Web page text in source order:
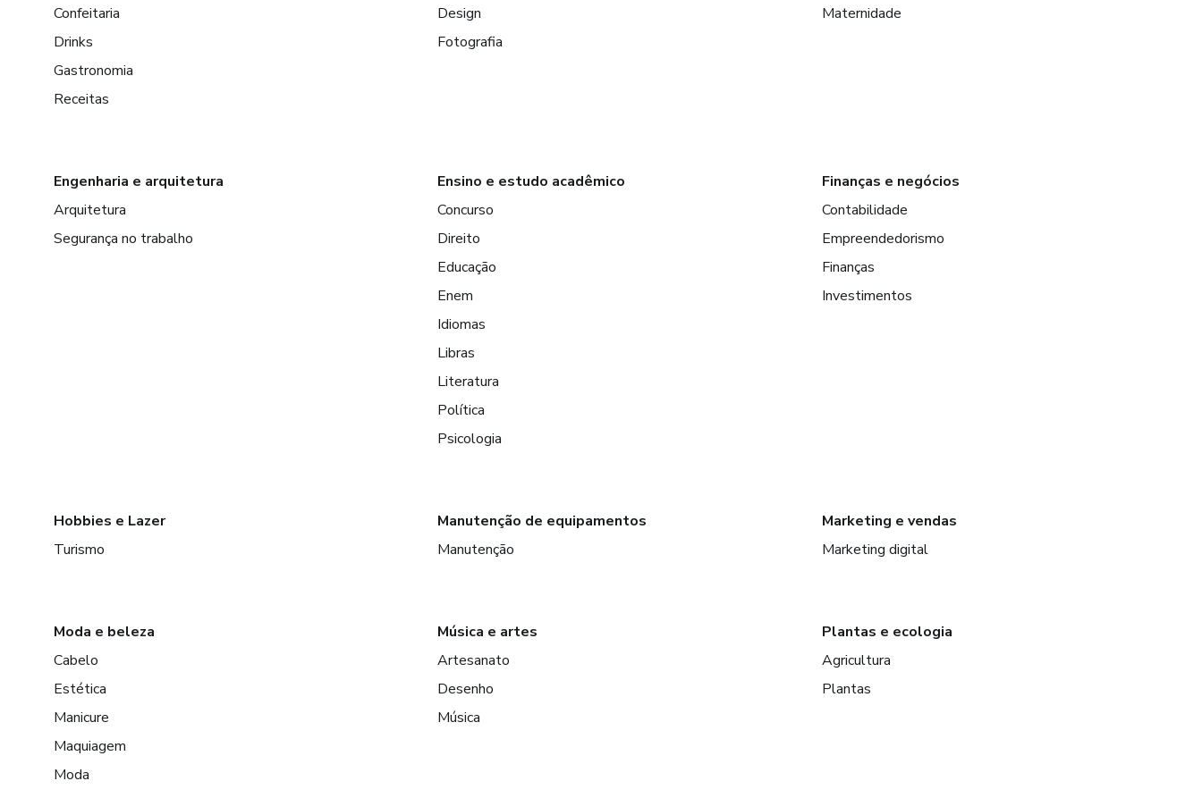
Confeitaria
Drinks
Gastronomia
Receitas
Design
Fotografia
Maternidade
Engenharia e arquitetura
Arquitetura
Segurança no trabalho
Ensino e estudo acadêmico
Concurso
Direito
Educação
Enem
Idiomas
Libras
Literatura
Política
Psicologia
Finanças e negócios
Contabilidade
Empreendedorismo
Finanças
Investimentos
Hobbies e Lazer
Turismo
Manutenção de equipamentos
Manutenção
Marketing e vendas
Marketing digital
Moda e beleza
Cabelo
Estética
Manicure
Maquiagem
Moda
Música e artes
Artesanato
Desenho
Música
Plantas e ecologia
Agricultura
Plantas